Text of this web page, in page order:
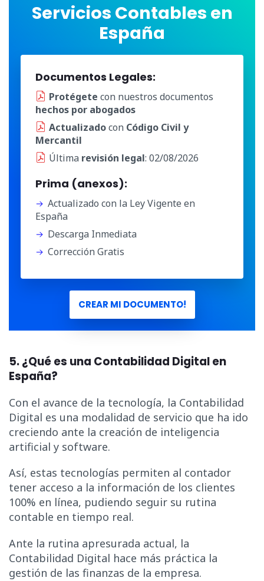
Servicios Contables en
España
Documentos Legales:
Protégete con nuestros documentos
hechos por abogados
Actualizadocon Código Civil y
Mercantil
Última revisión legal: 02/08/2026
Prima (anexos):
Actualizado con la Ley Vigente en
España
Descarga Inmediata
Corrección Gratis
CREAR MI DOCUMENTO!
5. ¿Qué es una Contabilidad Digital en
España?
Con el avance de la tecnología, la Contabilidad
Digital es una modalidad de servicio que ha ido
creciendo ante la creación de inteligencia
artificial y software.
Así, estas tecnologías permiten al contador
tener acceso a la información de los clientes
100% en línea, pudiendo seguir su rutina
contable en tiempo real.
Ante la rutina apresurada actual, la
Contabilidad Digital hace más práctica la
gestión de las finanzas de la empresa.